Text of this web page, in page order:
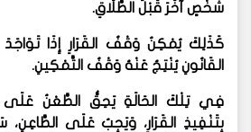
شَخْصٍ آخَرَ قَبْلَ الطَّلَاقِ.
كَذَلِكَ يُمْكِنُ وَقْفُ القَرَارِ إِذَا
القَانُونِ يُنْتِجُ عَنْهُ وَقْفُ التَّمْكِينِ.
فِي تِلْكَ الحَالَةِ يَحِقُّ الطَّعْنُ عَلَى
بِتَنْفِيذِ القَرَارِ، وَيَجِبُ عَلَى الطَّاعِنِ،